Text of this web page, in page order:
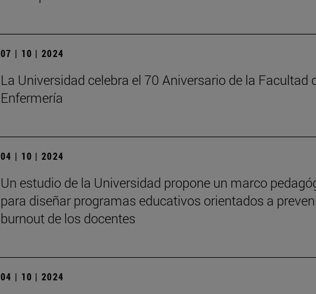
07 | 10 | 2024
La Universidad celebra el 70 Aniversario de la Facultad
Enfermería
04 | 10 | 2024
Un estudio de la Universidad propone un marco
para diseñar programas educativos orientados a
burnout de los docentes
04 | 10 | 2024